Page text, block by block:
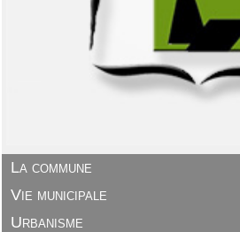
La commune
Vie municipale
Urbanisme